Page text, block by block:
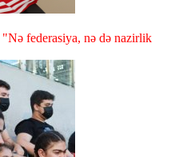
"Nə federasiya, nə də nazirlik